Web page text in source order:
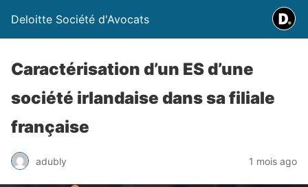
Deloitte Société d'Avocats
Caractérisation d’un ES d’une
société irlandaise dans sa filiale
française
adubly 1 mois ago